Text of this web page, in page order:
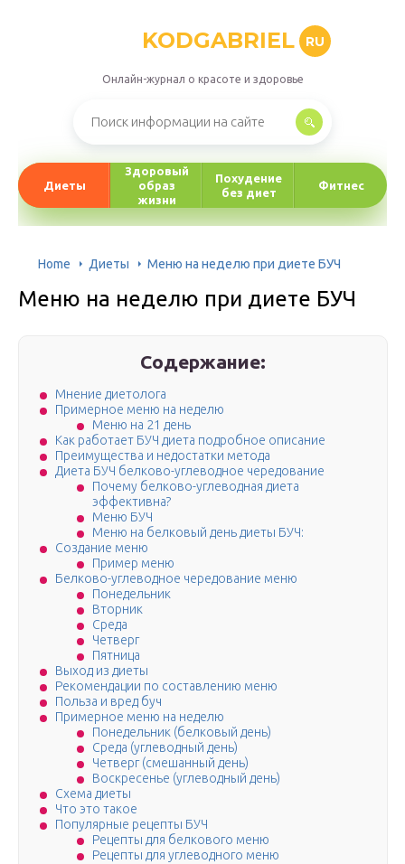
KODGABRIEL RU
Онлайн-журнал о красоте и здоровье
Диеты
Здоровый
образ
жизни
Похудение
без диет
Фитнес
Home Диеты Меню на неделю при диете БУЧ
Меню на неделю при диете БУЧ
Содержание:
Мнение диетолога
Примерное меню на неделю
Меню на 21 день
Как работает БУЧ диета подробное описание
Преимущества и недостатки метода
Диета БУЧ белково-углеводное чередование
Почему белково-углеводная диета
эффективна?
Меню БУЧ
Меню на белковый день диеты БУЧ:
Создание меню
Пример меню
Белково-углеводное чередование меню
Понедельник
Вторник
Среда
Четверг
Пятница
Выход из диеты
Рекомендации по составлению меню
Польза и вред буч
Примерное меню на неделю
Понедельник (белковый день)
Среда (углеводный день)
Четверг (смешанный день)
Воскресенье (углеводный день)
Схема диеты
Что это такое
Популярные рецепты БУЧ
Рецепты для белкового меню
Рецепты для углеводного меню